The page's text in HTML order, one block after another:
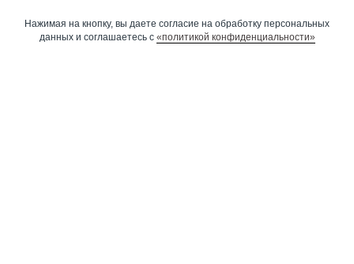
Нажимая на кнопку, вы даете согласие на обработку персональных
данных и соглашаетесь c «политикой конфиденциальности»